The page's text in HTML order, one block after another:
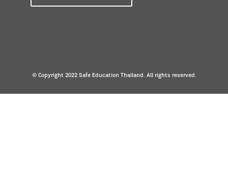
© Copyright 2022 Safe Education Thailand. All rights reserved.